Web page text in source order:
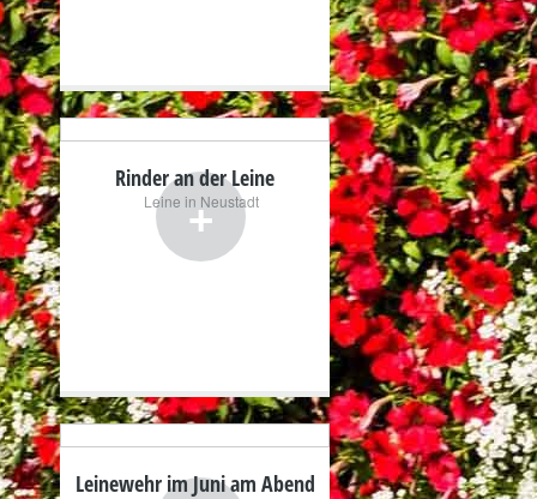
+
Rinder an der Leine
Leine in Neustadt
Leinewehr im Juni am Abend